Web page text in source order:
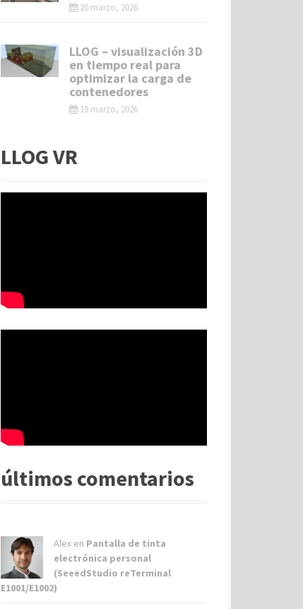
20 marzo, 2026
LLOG – visualización 3D
en tiempo real para
optimizar la carga de
contenedores
19 marzo, 2026
LLOG VR
últimos comentarios
Alex en Pantalla de tinta
electrónica personal
(SeeedStudio reTerminal
E1001/E1002)